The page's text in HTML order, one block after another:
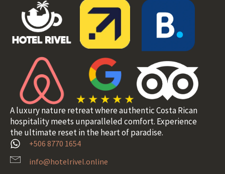
A luxury nature retreat where authentic Costa Rican
hospitality meets unparalleled comfort. Experience
the ultimate reset in the heart of paradise.
+506 8770 1654
info@hotelrivel.online